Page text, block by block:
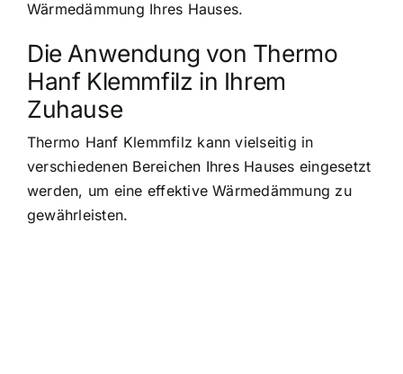
Wärmedämmung Ihres Hauses.
Die Anwendung von Thermo
Hanf Klemmfilz in Ihrem
Zuhause
Thermo Hanf Klemmfilz kann vielseitig in
verschiedenen Bereichen Ihres Hauses eingesetzt
werden, um eine effektive Wärmedämmung zu
gewährleisten.